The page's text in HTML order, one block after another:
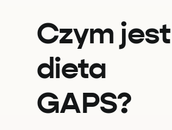
Czym jest
dieta
GAPS?